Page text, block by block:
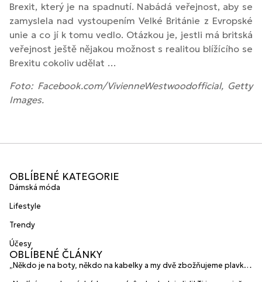
Brexit, který je na spadnutí. Nabádá veřejnost, aby se
zamyslela nad vystoupením Velké Británie z Evropské
unie a co jí k tomu vedlo. Otázkou je, jestli má britská
veřejnost ještě nějakou možnost s realitou blížícího se
Brexitu cokoliv udělat …
Foto: Facebook.com/VivienneWestwoodofficial, Getty
Images.
OBLÍBENÉ KATEGORIE
Dámská móda
Lifestyle
Trendy
Účesy
OBLÍBENÉ ČLÁNKY
„Někdo je na boty, někdo na kabelky a my dvě zbožňujeme plavky“